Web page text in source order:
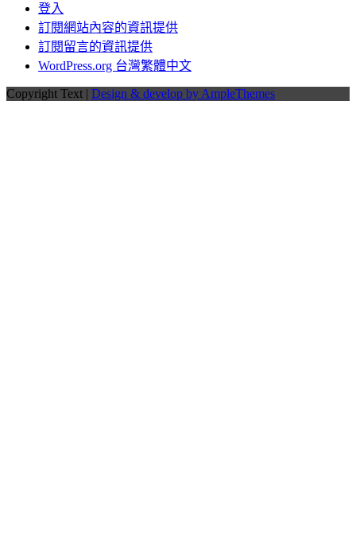
登入
訂閱網站內容的資訊提供
訂閱留言的資訊提供
WordPress.org 台灣繁體中文
Copyright Text | Design & develop by AmpleThemes